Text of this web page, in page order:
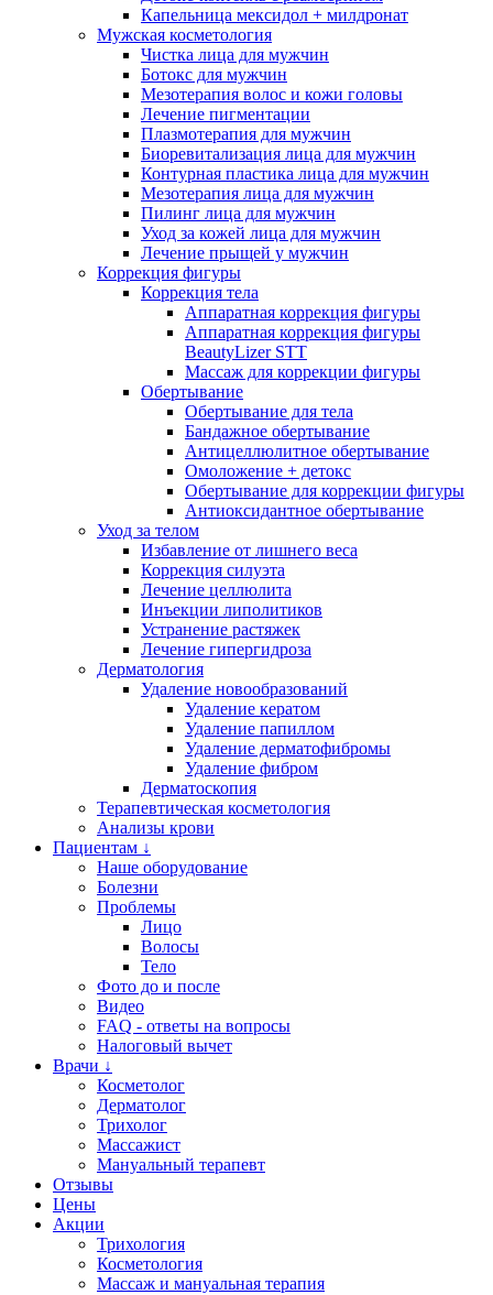
Капельница мексидол + милдронат
Мужская косметология
Чистка лица для мужчин
Ботокс для мужчин
Мезотерапия волос и кожи головы
Лечение пигментации
Плазмотерапия для мужчин
Биоревитализация лица для мужчин
Контурная пластика лица для мужчин
Мезотерапия лица для мужчин
Пилинг лица для мужчин
Уход за кожей лица для мужчин
Лечение прыщей у мужчин
Коррекция фигуры
Коррекция тела
Аппаратная коррекция фигуры
Аппаратная коррекция фигуры
BeautyLizer STT
Массаж для коррекции фигуры
Обертывание
Обертывание для тела
Бандажное обертывание
Антицеллюлитное обертывание
Омоложение + детокс
Обертывание для коррекции фигуры
Антиоксидантное обертывание
Уход за телом
Избавление от лишнего веса
Коррекция силуэта
Лечение целлюлита
Инъекции липолитиков
Устранение растяжек
Лечение гипергидроза
Дерматология
Удаление новообразований
Удаление кератом
Удаление папиллом
Удаление дерматофибромы
Удаление фибром
Дерматоскопия
Терапевтическая косметология
Анализы крови
Пациентам ↓
Наше оборудование
Болезни
Проблемы
Лицо
Волосы
Тело
Фото до и после
Видео
FAQ - ответы на вопросы
Налоговый вычет
Врачи ↓
Косметолог
Дерматолог
Трихолог
Массажист
Мануальный терапевт
Отзывы
Цены
Акции
Трихология
Косметология
Массаж и мануальная терапия